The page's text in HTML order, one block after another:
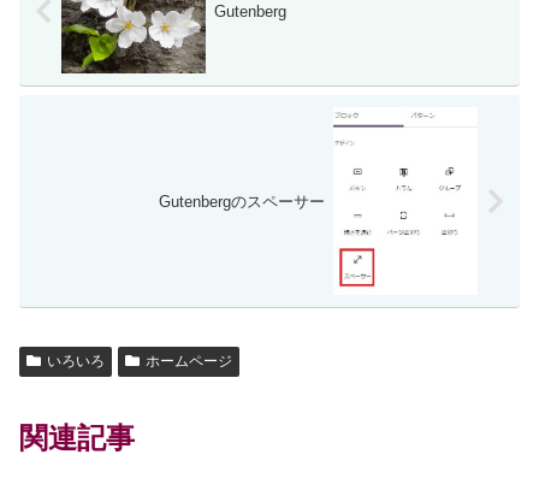
Gutenberg
Gutenbergのスペーサー
いろいろ ホームページ
関連記事